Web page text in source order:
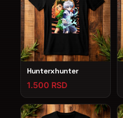
Hunterxhunter
1.500 RSD